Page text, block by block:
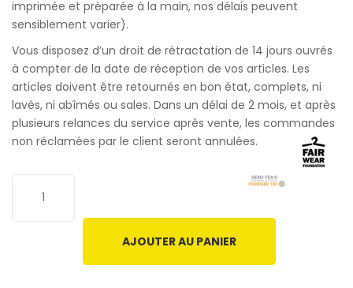
imprimée et préparée à la main, nos délais peuvent
sensiblement varier).
Vous disposez d’un droit de rétractation de 14 jours ouvrés
à compter de la date de réception de vos articles. Les
articles doivent être retournés en bon état, complets, ni
lavés, ni abîmés ou sales. Dans un délai de 2 mois, et après
plusieurs relances du service après vente, les commandes
non réclamées par le client seront annulées.
AJOUTER AU PANIER